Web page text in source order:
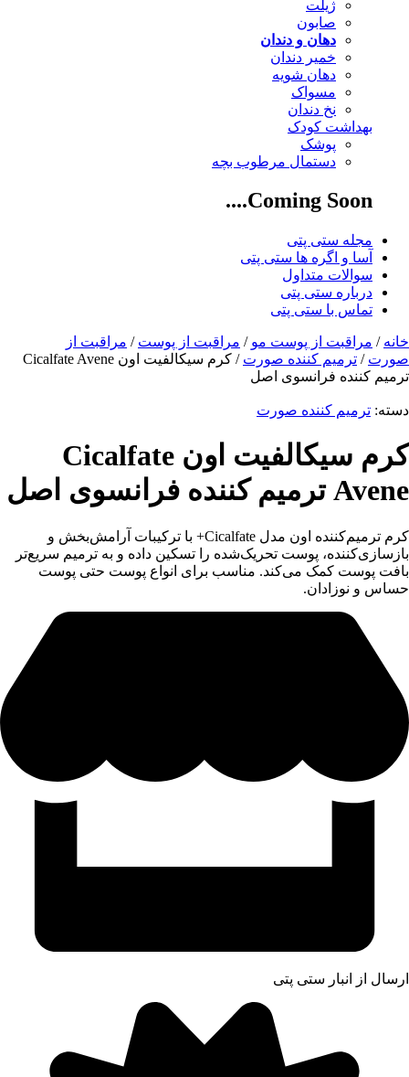
ژیلت
صابون
دهان و دندان
خمیر دندان
دهان شویه
مسواک
نخ دندان
بهداشت کودک
پوشک
دستمال مرطوب بچه
Coming Soon....
مجله ستی پتی
آسا و اگره ها ستی پتی
سوالات متداول
درباره ستی پتی
تماس با ستی پتی
خانه / مراقبت از پوست مو / مراقبت از پوست / مراقبت از
صورت / ترمیم کننده صورت
/ کرم سیکالفیت اون Cicalfate Avene
ترمیم کننده فرانسوی اصل
دسته: ترمیم کننده صورت
کرم سیکالفیت اون Cicalfate
Avene ترمیم کننده فرانسوی اصل
کرم ترمیم‌کننده اون مدل Cicalfate+ با ترکیبات آرامش‌بخش و
بازسازی‌کننده، پوست تحریک‌شده را تسکین داده و به ترمیم سریع‌تر
بافت پوست کمک می‌کند. مناسب برای انواع پوست حتی پوست
حساس و نوزادان.
ارسال از انبار ستی پتی